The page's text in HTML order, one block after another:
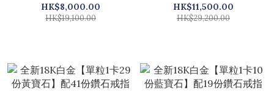
HK$8,000.00
HK$19,100.00
HK$11,500.00
HK$29,200.00